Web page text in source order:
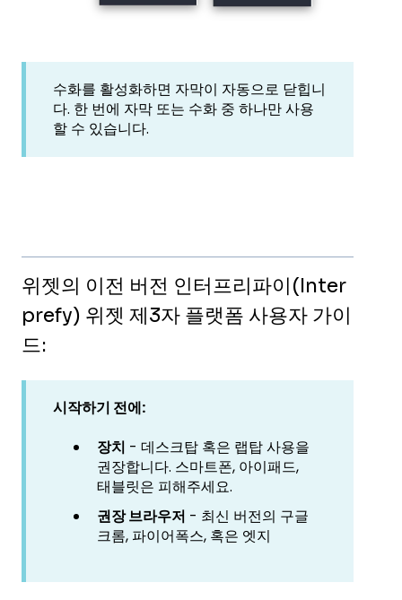
수화를 활성화하면 자막이 자동으로 닫힙니
다. 한 번에 자막 또는 수화 중 하나만 사용
할 수 있습니다.
위젯의 이전 버전 인터프리파이(Inter
prefy) 위젯 제3자 플랫폼 사용자 가이
드:
시작하기 전에:
장치 - 데스크탑 혹은 랩탑 사용을
권장합니다. 스마트폰, 아이패드,
태블릿은 피해주세요.
권장 브라우저 - 최신 버전의 구글
크롬, 파이어폭스, 혹은 엣지